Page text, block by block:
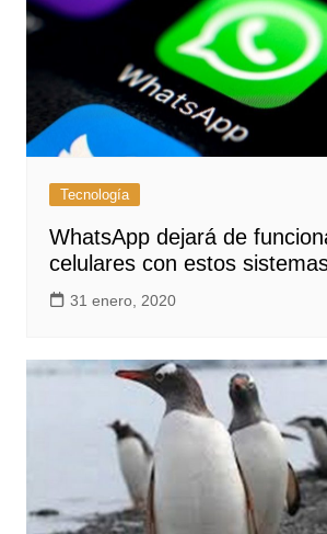
Tecnología
WhatsApp dejará de
celulares con estos
31 enero, 2020